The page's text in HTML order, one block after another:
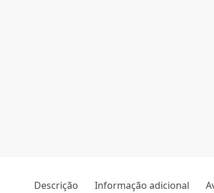
Descrição Informação adicional